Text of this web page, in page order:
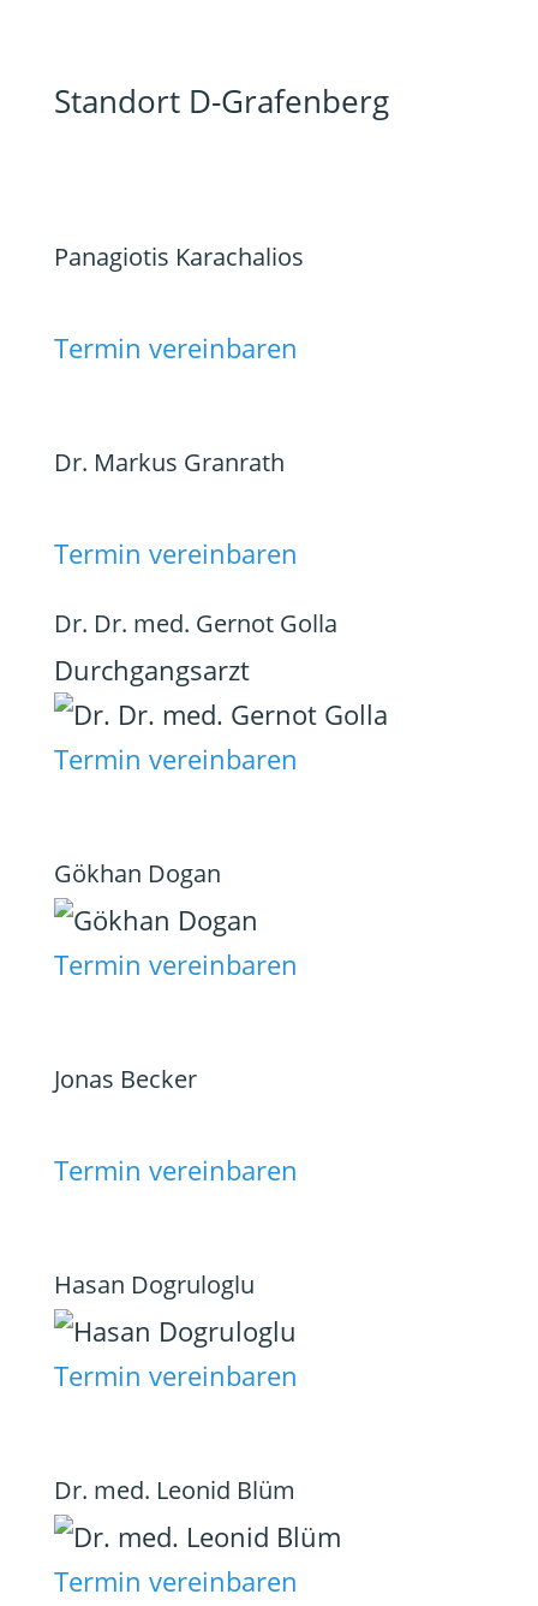
Standort D-Grafenberg
Panagiotis Karachalios
Termin vereinbaren
Dr. Markus Granrath
Termin vereinbaren
Dr. Dr. med. Gernot Golla
Durchgangsarzt
Termin vereinbaren
Gökhan Dogan
Termin vereinbaren
Jonas Becker
Termin vereinbaren
Hasan Dogruloglu
Termin vereinbaren
Dr. med. Leonid Blüm
Termin vereinbaren